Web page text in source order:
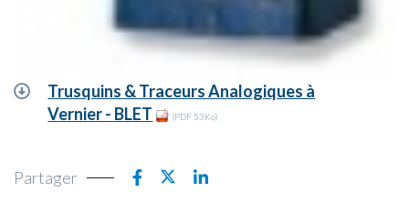
Trusquins & Traceurs Analogiques à
Vernier - BLET
(PDF 53Ko)
Partager